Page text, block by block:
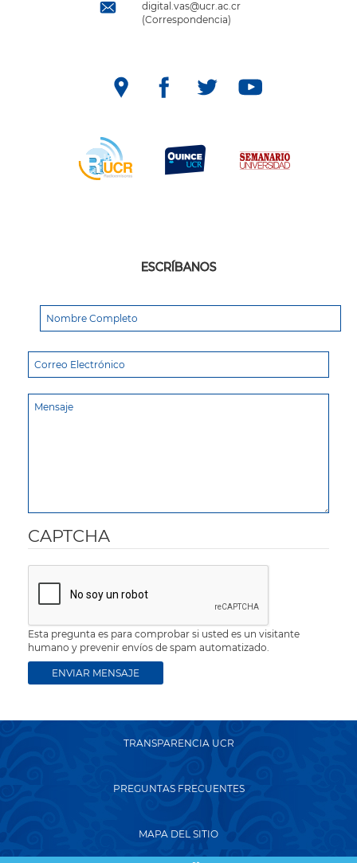
digital.vas@ucr.ac.cr
(Correspondencia)
ESCRÍBANOS
CAPTCHA
Esta pregunta es para comprobar si usted es un visitante
humano y prevenir envíos de spam automatizado.
TRANSPARENCIA UCR
PREGUNTAS FRECUENTES
MAPA DEL SITIO